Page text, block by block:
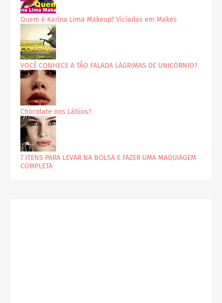
Quem é Karina Lima Makeup? Viciadas em Makes
VOCÊ CONHECE A TÃO FALADA LÁGRIMAS DE UNICÓRNIO?
Chocolate nos Lábios?
7 ITENS PARA LEVAR NA BOLSA E FAZER UMA MAQUIAGEM
COMPLETA